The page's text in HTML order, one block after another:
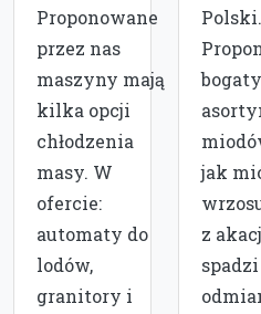
Proponowane
przez nas
maszyny mają
kilka opcji
chłodzenia
masy. W
ofercie:
automaty do
lodów,
granitory i
Polski.
bogaty
jak
z